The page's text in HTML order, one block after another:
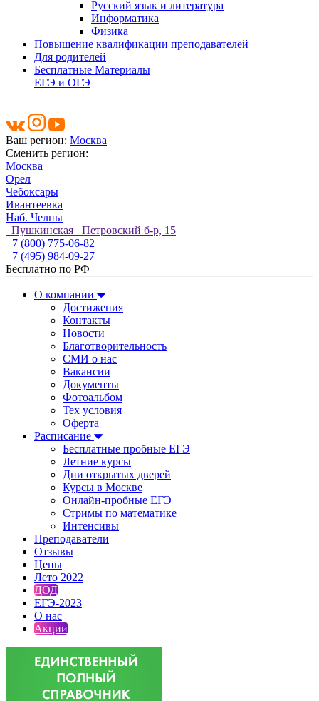
Русский язык и литература
Информатика
Физика
Повышение квалификации преподавателей
Для родителей
Бесплатные Материалы
ЕГЭ и ОГЭ
Ваш регион: Москва
Сменить регион:
Москва
Орел
Чебоксары
Ивантеевка
Наб. Челны
Пушкинская Петровский б-р, 15
+7 (800) 775-06-82
+7 (495) 984-09-27
Бесплатно по РФ
О компании
Достижения
Контакты
Новости
Благотворительность
СМИ о нас
Вакансии
Документы
Фотоальбом
Тех условия
Оферта
Расписание
Бесплатные пробные ЕГЭ
Летние курсы
Дни открытых дверей
Курсы в Москве
Онлайн-пробные ЕГЭ
Стримы по математике
Интенсивы
Преподаватели
Отзывы
Цены
Лето 2022
ДОД
ЕГЭ-2023
О нас
Акции